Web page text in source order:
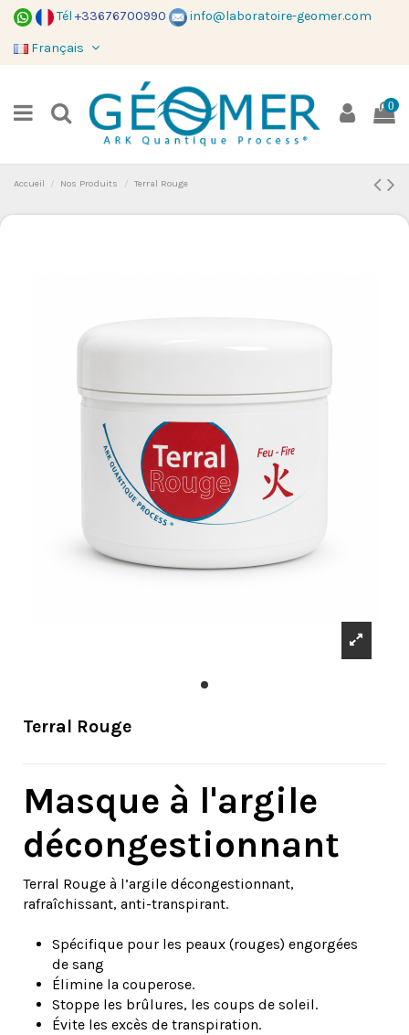
Tél+33676700990 info@laboratoire-geomer.com
Français
0
Accueil Nos Produits Terral Rouge
Terral Rouge
Masque à l'argile
décongestionnant
Terral Rouge à l’argile décongestionnant,
rafraîchissant, anti-transpirant.
Spécifique pour les peaux (rouges) engorgées
de sang
Élimine la couperose.
Stoppe les brûlures, les coups de soleil.
Évite les excès de transpiration.